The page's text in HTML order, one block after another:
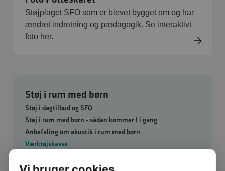
Støj i rum med børn
Støj i dagtilbud og SFO
Støj i rum med børn - sådan kommer I i gang
Anbefaling om akustik i rum med børn
Værktøjskasse
Det siger børnene selv
Støjplaget SFO som er blevet bygget om og har
ændret indretning og pædagogik. Se interaktivt
foto her.